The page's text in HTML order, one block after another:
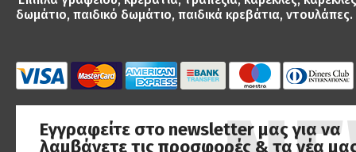
δωμάτιο, παιδικό δωμάτιο, παιδικά κρεβάτια, ντουλάπες.
Εγγραφείτε στο newsletter μας για να
λαμβάνετε τις προσφορές & τα νέα